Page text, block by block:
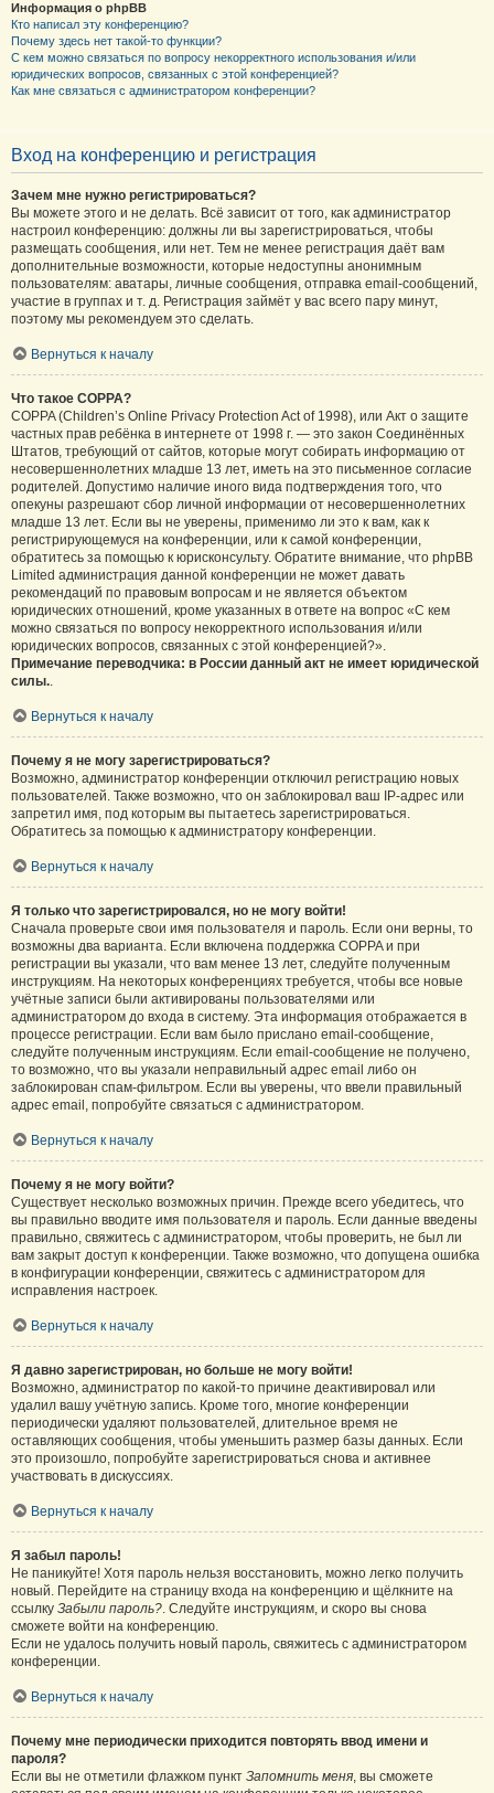
Информация о phpBB
Кто написал эту конференцию?
Почему здесь нет такой-то функции?
С кем можно связаться по вопросу некорректного использования и/или
юридических вопросов, связанных с этой конференцией?
Как мне связаться с администратором конференции?
Вход на конференцию и регистрация
Зачем мне нужно регистрироваться?
Вы можете этого и не делать. Всё зависит от того, как администратор
настроил конференцию: должны ли вы зарегистрироваться, чтобы
размещать сообщения, или нет. Тем не менее регистрация даёт вам
дополнительные возможности, которые недоступны анонимным
пользователям: аватары, личные сообщения, отправка email-сообщений,
участие в группах и т. д. Регистрация займёт у вас всего пару минут,
поэтому мы рекомендуем это сделать.
Вернуться к началу
Что такое COPPA?
COPPA (Children’s Online Privacy Protection Act of 1998), или Акт о защите
частных прав ребёнка в интернете от 1998 г. — это закон Соединённых
Штатов, требующий от сайтов, которые могут собирать информацию от
несовершеннолетних младше 13 лет, иметь на это письменное согласие
родителей. Допустимо наличие иного вида подтверждения того, что
опекуны разрешают сбор личной информации от несовершеннолетних
младше 13 лет. Если вы не уверены, применимо ли это к вам, как к
регистрирующемуся на конференции, или к самой конференции,
обратитесь за помощью к юрисконсульту. Обратите внимание, что phpBB
Limited администрация данной конференции не может давать
рекомендаций по правовым вопросам и не является объектом
юридических отношений, кроме указанных в ответе на вопрос «С кем
можно связаться по вопросу некорректного использования и/или
юридических вопросов, связанных с этой конференцией?».
Примечание переводчика: в России данный акт не имеет юридической
силы..
Вернуться к началу
Почему я не могу зарегистрироваться?
Возможно, администратор конференции отключил регистрацию новых
пользователей. Также возможно, что он заблокировал ваш IP-адрес или
запретил имя, под которым вы пытаетесь зарегистрироваться.
Обратитесь за помощью к администратору конференции.
Вернуться к началу
Я только что зарегистрировался, но не могу войти!
Сначала проверьте свои имя пользователя и пароль. Если они верны, то
возможны два варианта. Если включена поддержка COPPA и при
регистрации вы указали, что вам менее 13 лет, следуйте полученным
инструкциям. На некоторых конференциях требуется, чтобы все новые
учётные записи были активированы пользователями или
администратором до входа в систему. Эта информация отображается в
процессе регистрации. Если вам было прислано email-сообщение,
следуйте полученным инструкциям. Если email-сообщение не получено,
то возможно, что вы указали неправильный адрес email либо он
заблокирован спам-фильтром. Если вы уверены, что ввели правильный
адрес email, попробуйте связаться с администратором.
Вернуться к началу
Почему я не могу войти?
Существует несколько возможных причин. Прежде всего убедитесь, что
вы правильно вводите имя пользователя и пароль. Если данные введены
правильно, свяжитесь с администратором, чтобы проверить, не был ли
вам закрыт доступ к конференции. Также возможно, что допущена ошибка
в конфигурации конференции, свяжитесь с администратором для
исправления настроек.
Вернуться к началу
Я давно зарегистрирован, но больше не могу войти!
Возможно, администратор по какой-то причине деактивировал или
удалил вашу учётную запись. Кроме того, многие конференции
периодически удаляют пользователей, длительное время не
оставляющих сообщения, чтобы уменьшить размер базы данных. Если
это произошло, попробуйте зарегистрироваться снова и активнее
участвовать в дискуссиях.
Вернуться к началу
Я забыл пароль!
Не паникуйте! Хотя пароль нельзя восстановить, можно легко получить
новый. Перейдите на страницу входа на конференцию и щёлкните на
ссылку Забыли пароль?. Следуйте инструкциям, и скоро вы снова
сможете войти на конференцию.
Если не удалось получить новый пароль, свяжитесь с администратором
конференции.
Вернуться к началу
Почему мне периодически приходится повторять ввод имени и
пароля?
Если вы не отметили флажком пункт Запомнить меня, вы сможете